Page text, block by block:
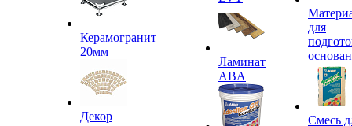
Керамогранит
20мм
Декор
Ламинат
ABA
для
Смесь